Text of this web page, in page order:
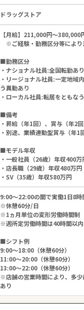
ドラッグストア
【月給】211,000円～380,000
※ご経験・勤務区分等により
■勤務区分
・ナショナル社員:全国転勤あり
・リージョナル社員:一定地域
う異動あり
・ローカル社員:転居をともな
■備考
・昇給（年1回）、賞与（年2
・別途、業績連動型賞与（年1
■モデル年収
・一般社員（26歳）年収400万
・店長職（29歳）年収480万円
・SV（35歳）年収580万円
9:00～22:00の間で実働1日8時
※休憩60分/日
※1ヵ月単位の変形労働時間制
※週所定労働時間は40時間以内
■シフト例
9:00～18:00（休憩60分）
11:00～20:00（休憩60分）
13:00～22:00（休憩60分）
※店舗の営業時間により、多
あり